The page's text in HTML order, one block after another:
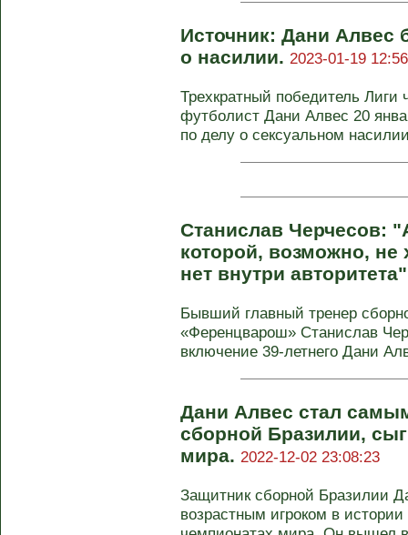
Источник: Дани Алвес
о насилии. 2023-01-19
Трехкратный победитель Лиги
футболист Дани Алвес 20
по делу о сексуальном
Станислав Черчесов:
которой, возможно, не
нет внутри
Бывший главный тренер
«Ференцварош» Станислав
включение 39‑летнего Дани
Дани Алвес стал
сборной Бразилии,
мира. 2022-12-02 23:08:23
Защитник сборной Бразилии
возрастным игроком в